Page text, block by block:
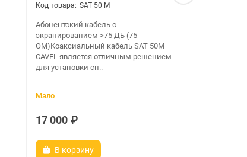
SAT 50 M
Абонентский кабель с
экранированием >75 ДБ (75
ОМ)Коаксиальный кабель SAT 50M
CAVEL является отличным решением
для установки сп..
Мало
17 000 ₽
В корзину